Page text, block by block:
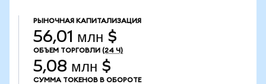
РЫНОЧНАЯ КАПИТАЛИЗАЦИЯ
56,01 млн $
ОБЪЕМ ТОРГОВЛИ (24 Ч)
5,08 млн $
СУММА ТОКЕНОВ В ОБОРОТЕ